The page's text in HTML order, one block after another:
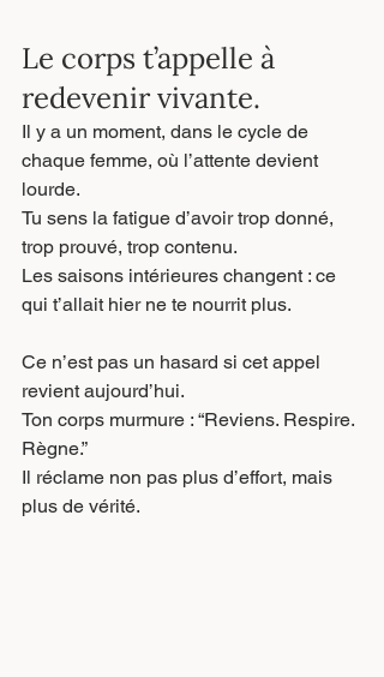
Le corps t’appelle à
redevenir vivante.
Il y a un moment, dans le cycle de
chaque femme, où l’attente devient
lourde.
Tu sens la fatigue d’avoir trop donné,
trop prouvé, trop contenu.
Les saisons intérieures changent : ce
qui t’allait hier ne te nourrit plus.
Ce n’est pas un hasard si cet appel
revient aujourd’hui.
Ton corps murmure : “Reviens. Respire.
Règne.”
Il réclame non pas plus d’effort, mais
plus de vérité.